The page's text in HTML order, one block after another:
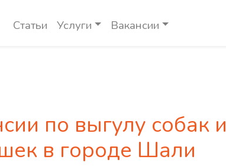
Статьи Услуги Вакансии
по выгулу собак и
в городе Шали